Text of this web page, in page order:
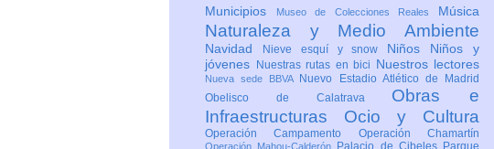
Municipios Museo de Colecciones Reales Música
Naturaleza y Medio Ambiente
Navidad Nieve esquí y snow Niños Niños y
jóvenes
Nuestras rutas en bici Nuestros lectores
Nueva sede BBVA
Nuevo Estadio Atlético de Madrid
Obelisco de Calatrava Obras e
Infraestructuras Ocio y Cultura
Operación Campamento Operación Chamartín
Operación Mahou-Calderón